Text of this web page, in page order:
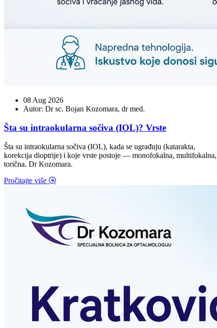
08 Aug 2026
Autor: Dr sc. Bojan Kozomara, dr med.
Šta su intraokularna sočiva (IOL)? Vrste
Šta su intraokularna sočiva (IOL), kada se ugrađuju (katarakta,
korekcija dioptrije) i koje vrste postoje — monofokalna, multifokalna,
torična. Dr Kozomara.
Pročitajte više